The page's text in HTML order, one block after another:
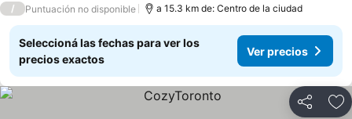
/ Puntuación no disponible a 15.3 km de: Centro de la ciudad
Seleccioná las fechas para ver los
precios exactos
Ver precios
Compartir